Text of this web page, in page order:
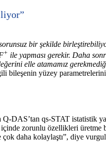
bir şekilde
+ ile yapması gerekir. Daha
elle atamamız
bileşenin yüzey
DAS’tan qs-STAT istatistik
zorunlu özellikleri üretme
daha kolaylaştı”, diye